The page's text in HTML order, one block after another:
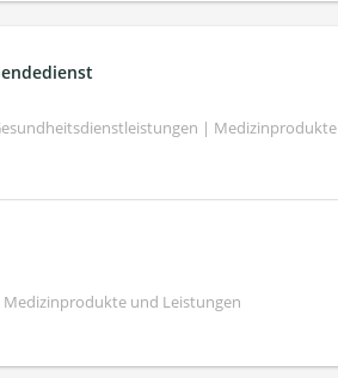
| Medizinprodukte
und Leistungen